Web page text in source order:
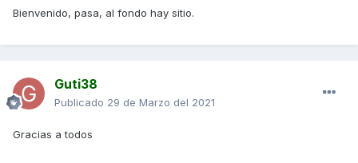
Bienvenido, pasa, al fondo hay sitio.
Guti38
Publicado 29 de Marzo del 2021
Gracias a todos